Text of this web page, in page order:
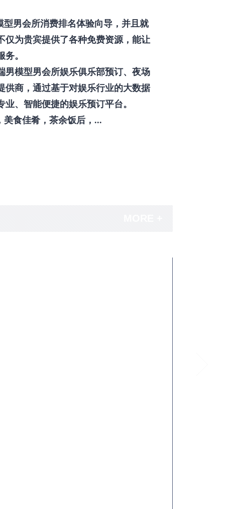
男会所消费排名体验向导，并且就
仅为贵宾提供了各种免费资源，能让
。
男模型男会所娱乐俱乐部预订、夜场
供商，通过基于对娱乐行业的大数据
、智能便捷的娱乐预订平台。
食佳肴，茶余饭后，...